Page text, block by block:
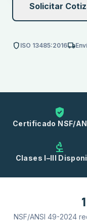
Solicitar
shield ISO 13485:2016local_shipping
verified_user
Certificado NSF/
biotech
Clases I–III
NSF/ANSI 49-2024